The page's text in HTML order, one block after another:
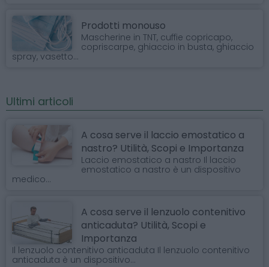
Prodotti monouso
Mascherine in TNT, cuffie copricapo,
copriscarpe, ghiaccio in busta, ghiaccio
spray, vasetto...
Ultimi articoli
A cosa serve il laccio emostatico a
nastro? Utilità, Scopi e Importanza
Laccio emostatico a nastro Il laccio
emostatico a nastro è un dispositivo
medico...
A cosa serve il lenzuolo contenitivo
anticaduta? Utilità, Scopi e
Importanza
Il lenzuolo contenitivo anticaduta Il lenzuolo contenitivo
anticaduta è un dispositivo...